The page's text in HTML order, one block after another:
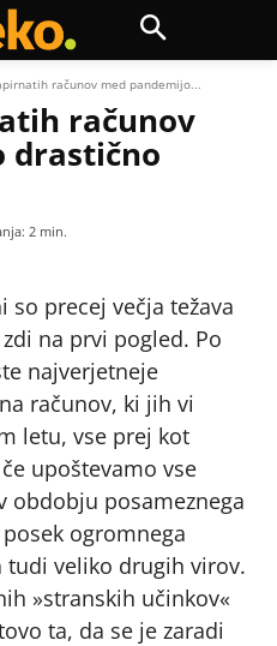
računov med pandemijo...
računov
drastično
2 min.
precej večja težava
na prvi pogled. Po
najverjetneje
računov, ki jih vi
letu, vse prej kot
upoštevamo vse
obdobju posameznega
ogromnega
tudi veliko drugih virov.
»stranskih učinkov«
ta, da se je zaradi